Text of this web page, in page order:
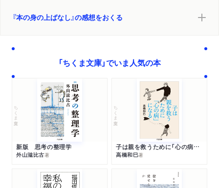
目利きの珍書屋 商売一徹転べど起き上がる
艶本出版王の別の顔 珍記事収集 民衆意識を探る
川路聖謨と柳虹 性の話題もおおらかに
奈良奉行と天才少女 大人あしらう才気 一同驚く
川路聖謨の妻さと 江戸一の美人 歌にも秀でる
発禁本と時勢の変化 権力者は加虐被虐を嫌う
多才な作家木村毅 旺盛な好奇心 軍隊生活描く
兵営から逃げた男たち 愛児を思い自首を決める
軍と歩いた作家里村欣三 戦争絵本手がけ比島に死す
反戦作家の遺書 親友に託した「軍隊日記」
詩集を贈って征った人 「珠玉の歌」に込めた思い
『本の身の上ばなし』の感想をおくる
「ちくま文庫」でいま人気の本
ちくま文庫
新版 思考の整理学
外山滋比古著
ちくま文庫
子は親を救うために「心の病」になる
高橋和巳著